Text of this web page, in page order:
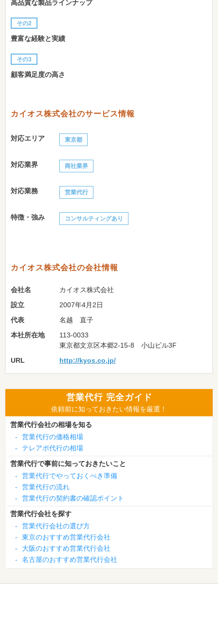
高品質な製品ラインナップ
その2
豊富な経験と実績
その3
顧客満足度の高さ
カイオス株式会社のサービス情報
対応エリア 東京都
対応業界 商社業界
対応業務 営業代行
特徴・強み コンサルティングあり
カイオス株式会社の会社情報
会社名
カイオス株式会社
設立
2007年4月2日
代表
名越 直子
本社所在地
113-0033
東京都文京区本郷2-15-8 小山ビル3F
URL
http://kyos.co.jp/
営業代行 完全ガイド
依頼前に知っておきたい情報を厳選！
営業代行会社の相場を知る
-
営業代行の価格相場
-
テレアポ代行の相場
営業代行で事前に知っておきたいこと
-
営業代行でやっておくべき準備
-
営業代行の流れ
-
営業代行の契約書の確認ポイント
営業代行会社を探す
-
営業代行会社の選び方
-
東京のおすすめ営業代行会社
-
大阪のおすすめ営業代行会社
-
名古屋のおすすめ営業代行会社